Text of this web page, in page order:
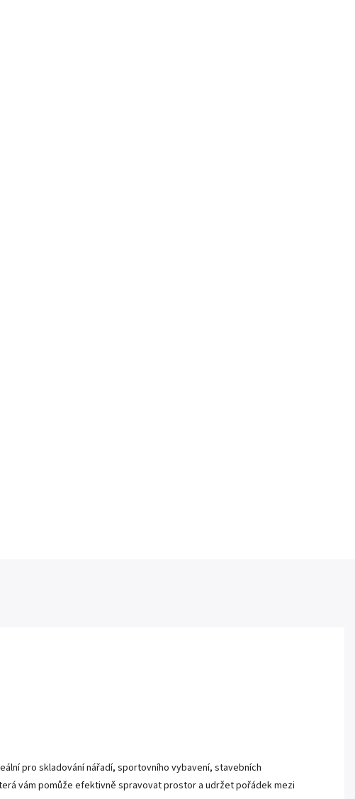
pro skladování nářadí, sportovního vybavení, stavebních
vám pomůže efektivně spravovat prostor a udržet pořádek mezi